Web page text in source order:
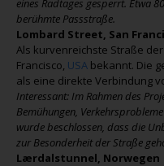
eines Radtages gesperrt. Etwa
berühmte Passstraße.
Lombard Street, San
Als kurvenreichste Straße
Francisco, USA bekannt. Die
als eine direkte Verbindung
Interessant: Im Rahmen des
Bemühungen,
wurde beschlossen, dass die
zur Besonderheit der Straße
Lærdalstunnel, Norwegen